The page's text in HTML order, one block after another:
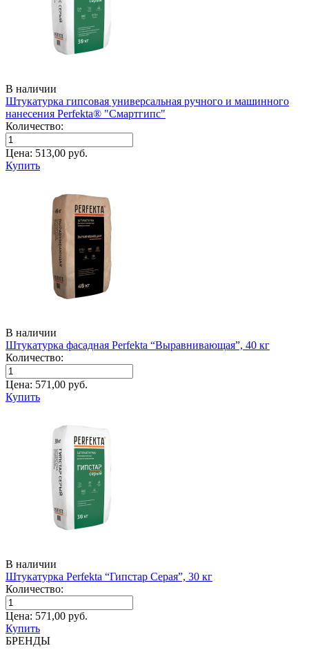
В наличии
Штукатурка гипсовая универсальная ручного и машинного
нанесения Perfekta® "Смартгипс"
Количество:
Цена: 513,00 руб.
Купить
В наличии
Штукатурка фасадная Perfekta “Выравнивающая”, 40 кг
Количество:
Цена: 571,00 руб.
Купить
В наличии
Штукатурка Perfekta “Гипстар Серая”, 30 кг
Количество:
Цена: 571,00 руб.
Купить
БРЕНДЫ